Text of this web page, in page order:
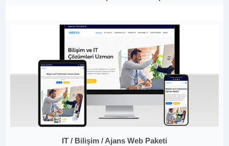
IT / Bilişim / Ajans Web Paketi